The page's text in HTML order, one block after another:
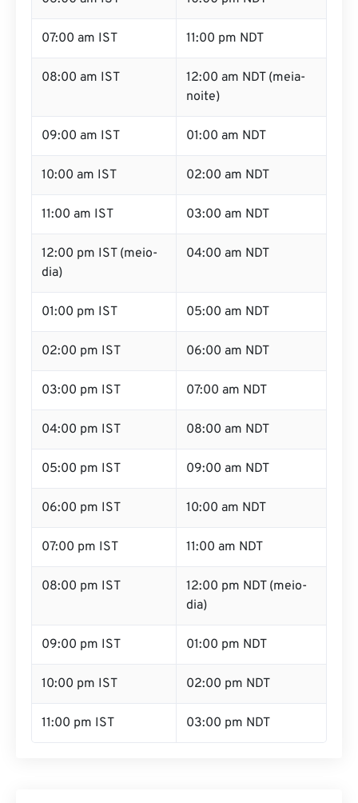
07:00 am IST 11:00 pm NDT
08:00 am IST
12:00 am NDT (meia-
noite)
09:00 am IST 01:00 am NDT
10:00 am IST 02:00 am NDT
11:00 am IST 03:00 am NDT
12:00 pm IST (meio-
dia)
04:00 am NDT
01:00 pm IST 05:00 am NDT
02:00 pm IST 06:00 am NDT
03:00 pm IST 07:00 am NDT
04:00 pm IST 08:00 am NDT
05:00 pm IST 09:00 am NDT
06:00 pm IST 10:00 am NDT
07:00 pm IST 11:00 am NDT
08:00 pm IST
12:00 pm NDT (meio-
dia)
09:00 pm IST 01:00 pm NDT
10:00 pm IST 02:00 pm NDT
11:00 pm IST 03:00 pm NDT